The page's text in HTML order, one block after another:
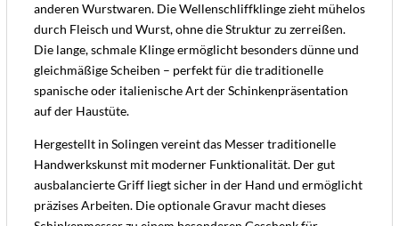
anderen Wurstwaren. Die Wellenschliffklinge zieht mühelos
durch Fleisch und Wurst, ohne die Struktur zu zerreißen.
Die lange, schmale Klinge ermöglicht besonders dünne und
gleichmäßige Scheiben – perfekt für die traditionelle
spanische oder italienische Art der Schinkenpräsentation
auf der Haustüte.
Hergestellt in Solingen vereint das Messer traditionelle
Handwerkskunst mit moderner Funktionalität. Der gut
ausbalancierte Griff liegt sicher in der Hand und ermöglicht
präzises Arbeiten. Die optionale Gravur macht dieses